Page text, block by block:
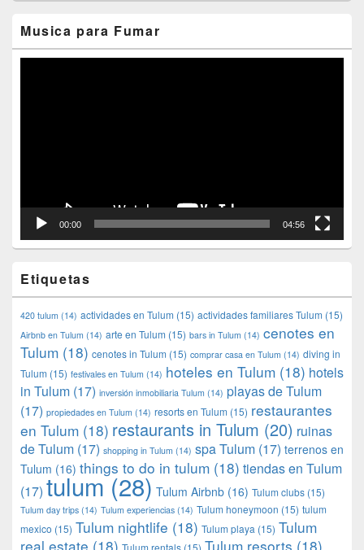
Musica para Fumar
00:00 04:56
Etiquetas
420 tulum (14) actividades en Tulum (15) actividades familiares Tulum (15)
Airbnb en Tulum (14) arte en Tulum (15) bars in Tulum (14) cenotes en
Tulum (18) cenotes in Tulum (15) comprar casa en Tulum (14) diving in
Tulum (15) festivales en Tulum (14) hoteles en Tulum (18) hotels
in Tulum (17) inversión inmobiliaria Tulum (14) playas de Tulum
(17) propiedades en Tulum (14) resorts en Tulum (15) restaurantes
en Tulum (18) restaurants in Tulum (20) ruinas
de Tulum (17) shopping in Tulum (14) spa Tulum (17) terrenos en
Tulum (16) things to do in tulum (18) tiendas en Tulum
(17) tulum(28) Tulum Airbnb (16) Tulum clubs (15)
Tulum day trips (14) Tulum experiencias (14) Tulum honeymoon (15) tulum
mexico (15) Tulum nightlife (18) Tulum playa (15) Tulum
real estate (18) Tulum rentals (15) Tulum resorts (18)